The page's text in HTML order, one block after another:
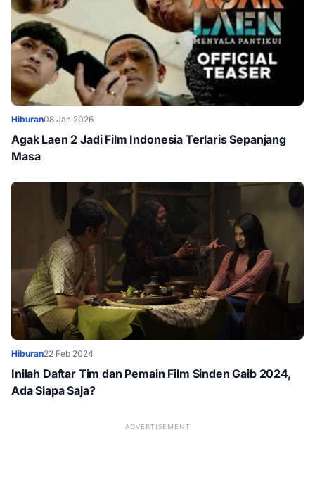
Hiburan08 Jan 2026
Agak Laen 2 Jadi Film Indonesia Terlaris Sepanjang
Masa
Hiburan22 Feb 2024
Inilah Daftar Tim dan Pemain Film Sinden Gaib 2024,
Ada Siapa Saja?
ADVERTISEMENT